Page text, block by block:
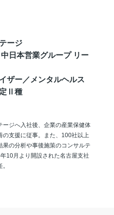
ージ
日本営業グループ リー
ザー／メンタルヘルス
定Ⅱ種
ージへ入社後、企業の産業保健体
の支援に従事。また、100社以上
果の分析や事後施策のコンサルテ
10月より開設された名古屋支社